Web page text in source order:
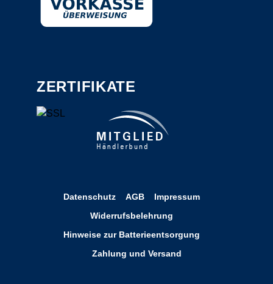
ZERTIFIKATE
Datenschutz AGB
Impressum
Widerrufsbelehrung
Hinweise zur Batterieentsorgung
Zahlung und Versand